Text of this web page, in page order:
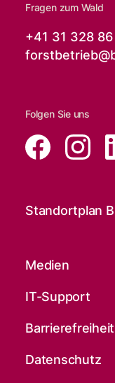
Fragen zum Wald
+41 31 328
forstbetrieb@
Folgen Sie uns
Standortplan
Medien
IT-Support
Barrierefreiheit
Datenschutz